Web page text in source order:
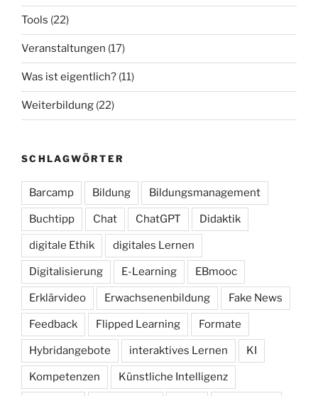
Tools (22)
Veranstaltungen (17)
Was ist eigentlich? (11)
Weiterbildung (22)
SCHLAGWÖRTER
Barcamp Bildung Bildungsmanagement
Buchtipp Chat ChatGPT Didaktik
digitale Ethik digitales Lernen
Digitalisierung E-Learning EBmooc
Erklärvideo Erwachsenenbildung Fake News
Feedback Flipped Learning Formate
Hybridangebote interaktives Lernen KI
Kompetenzen Künstliche Intelligenz